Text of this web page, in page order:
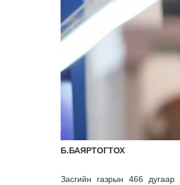
Б.БАЯРТОГТОХ
Засгийн газрын 466 дугаар